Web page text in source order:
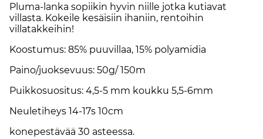
Pluma-lanka sopiikin hyvin niille jotka kutiavat
villasta. Kokeile kesäisiin ihaniin, rentoihin
villatakkeihin!
Koostumus: 85% puuvillaa, 15% polyamidia
Paino/juoksevuus: 50g/ 150m
Puikkosuositus: 4,5-5 mm koukku 5,5-6mm
Neuletiheys 14-17s 10cm
konepestävää 30 asteessa.